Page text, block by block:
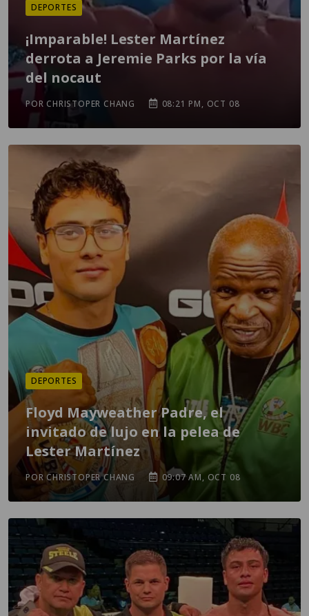
DEPORTES
¡Imparable! Lester Martínez
derrota a Jeremie Parks por la vía
del nocaut
POR CHRISTOPER CHANG 08:21 PM, OCT 08
DEPORTES
Floyd Mayweather Padre, el
invitado de lujo en la pelea de
Lester Martínez
POR CHRISTOPER CHANG 09:07 AM, OCT 08